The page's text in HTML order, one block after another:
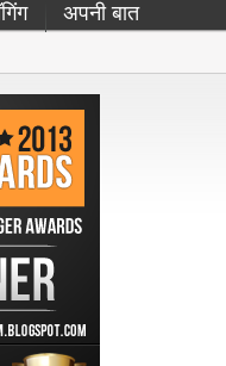
अपनी बात